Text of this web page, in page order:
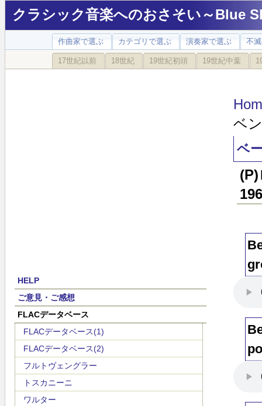
クラシック音楽へのおさそい～Blue
作曲家で選ぶ カテゴリで選ぶ 演奏家で選ぶ 不
17世紀以前 18世紀 19世紀初頭 19世紀中葉
HELP
ご意見・ご感想
FLACデータベース
FLACデータベース(1)
FLACデータベース(2)
フルトヴェングラー
トスカニーニ
ワルター
ベ
ベ